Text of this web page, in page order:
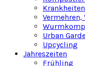
Vermehren,
Urban
Upcycling
Jahreszeiten
Frühling